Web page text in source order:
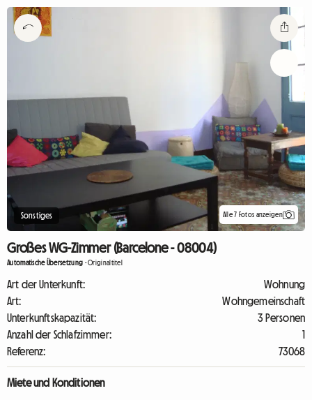
Sonstiges Alle 7 Fotos anzeigen
Großes WG-Zimmer (Barcelone - 08004)
Automatische Übersetzung -Originaltitel
Art der Unterkunft:
Wohnung
Art:
Wohngemeinschaft
Unterkunftskapazität:
3 Personen
Anzahl der Schlafzimmer:
1
Referenz:
73068
Miete und Konditionen